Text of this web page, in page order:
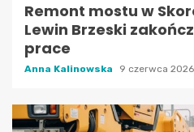
Remont mostu w
Lewin Brzeski
prace
Anna Kalinowska 9 czerwca 2026